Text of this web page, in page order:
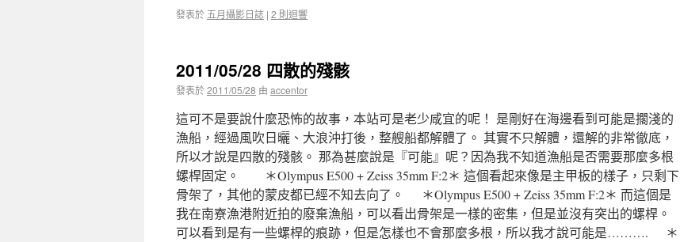
發表於 五月攝影日誌 | 2 則迴響
2011/05/28 四散的殘骸
發表於2011/05/28 由 accentor
這可不是要說什麼恐怖的故事，本站可是老少咸宜的呢！ 是剛好在海邊看到可能是擱淺的
漁船，經過風吹日曬、大浪沖打後，整艘船都解體了。 其實不只解體，還解的非常徹底，
所以才說是四散的殘骸。 那為甚麼說是『可能』呢？因為我不知道漁船是否需要那麼多根
螺桿固定。 ＊Olympus E500 + Zeiss 35mm F:2＊ 這個看起來像是主甲板的樣子，只剩下
骨架了，其他的蒙皮都已經不知去向了。 ＊Olympus E500 + Zeiss 35mm F:2＊ 而這個是
我在南寮漁港附近拍的廢棄漁船，可以看出骨架是一樣的密集，但是並沒有突出的螺桿。
可以看到是有一些螺桿的痕跡，但是怎樣也不會那麼多根，所以我才說可能是………. ＊